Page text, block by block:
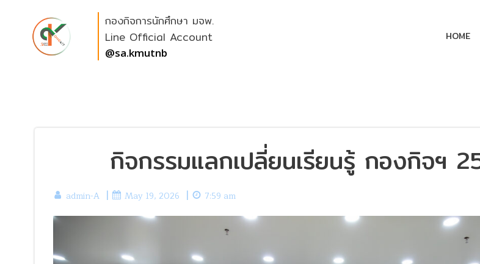
content
กองกิจการนักศึกษา มจพ.
Line Official Account
@sa.kmutnb
HOME
กิจกรรมแลกเปลี่ยนเรียนรู้ กองกิจฯ
admin-A | May 19, 2026 | 7:59 am